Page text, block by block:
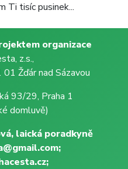
Ti tisíc pusinek...
organizace
z.s.,
Žďár nad Sázavou
93/29, Praha 1
domluvě)
laická poradkyně